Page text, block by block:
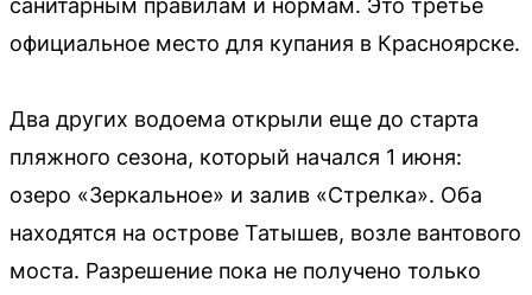
санитарным правилам и нормам. Это третье
официальное место для купания в Красноярске.
Два других водоема открыли еще до старта
пляжного сезона, который начался 1 июня:
озеро «Зеркальное» и залив «Стрелка». Оба
находятся на острове Татышев, возле вантового
моста. Разрешение пока не получено только